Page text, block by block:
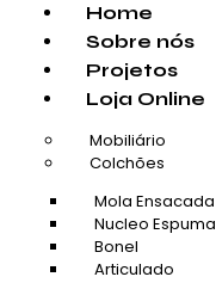
Home
Sobre nós
Projetos
Loja Online
Mobiliário
Colchões
Mola Ensacada
Nucleo Espuma
Bonel
Articulado